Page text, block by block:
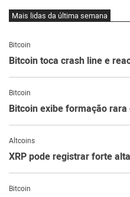
Mais lidas da última semana
Bitcoin
Bitcoin toca crash line e
Bitcoin
Bitcoin exibe formação
Altcoins
XRP pode registrar forte
Bitcoin